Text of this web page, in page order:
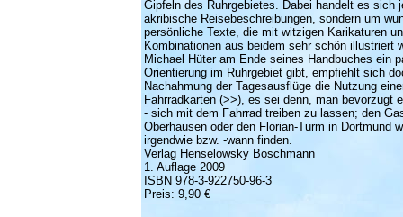
Gipfeln des Ruhrgebietes. Dabei handelt es sich
akribische Reisebeschreibungen, sondern um
persönliche Texte, die mit witzigen Karikaturen
Kombinationen aus beidem sehr schön illustriert
Michael Hüter am Ende seines Handbuches ein
Orientierung im Ruhrgebiet gibt, empfiehlt sich
Nachahmung der Tagesausflüge die Nutzung
Fahrradkarten (>>), es sei denn, man bevorzugt
- sich mit dem Fahrrad treiben zu lassen; den
Oberhausen oder den Florian-Turm in Dortmund
irgendwie bzw. -wann finden.
Verlag Henselowsky Boschmann
1. Auflage 2009
ISBN 978-3-922750-96-3
Preis: 9,90 €